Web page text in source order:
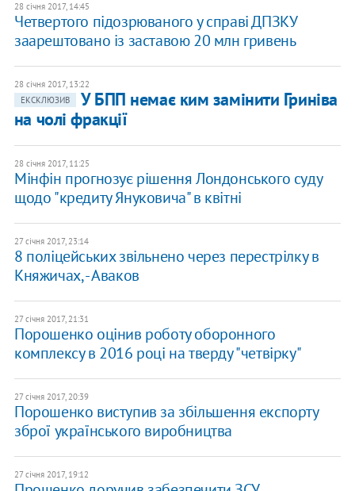
28 січня 2017, 14:45
Четвертого підозрюваного у справі ДПЗКУ
заарештовано із заставою 20 млн гривень
28 січня 2017, 13:22
ЕКСКЛЮЗИВ
У БПП немає ким замінити Гриніва
на чолі фракції
28 січня 2017, 11:25
Мінфін прогнозує рішення Лондонського суду
щодо "кредиту Януковича" в квітні
27 січня 2017, 23:14
8 поліцейських звільнено через перестрілку в
Княжичах, - Аваков
27 січня 2017, 21:31
Порошенко оцінив роботу оборонного
комплексу в 2016 році на тверду "четвірку"
27 січня 2017, 20:39
Порошенко виступив за збільшення експорту
зброї українського виробництва
27 січня 2017, 19:12